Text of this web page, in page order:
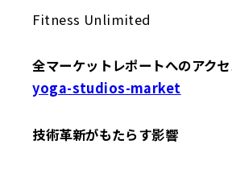
Fitness Unlimited
全マーケットレポートへのアク
yoga-studios-market
技術革新がもたらす影響